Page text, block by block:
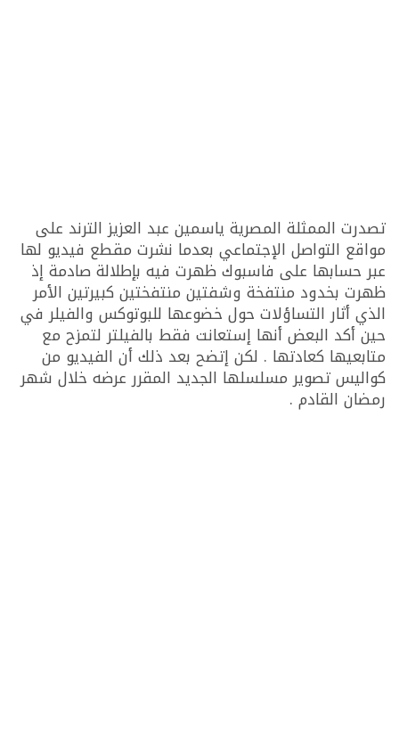
تصدرت الممثلة المصرية ياسمين عبد العزيز الترند على
مواقع التواصل الإجتماعي بعدما نشرت مقطع فيديو لها
عبر حسابها على فاسبوك ظهرت فيه بإطلالة صادمة إذ
ظهرت بخدود منتفخة وشفتين منتفختين كبيرتين الأمر
الذي أثار التساؤلات حول خضوعها للبوتوكس والفيلر في
حين أكد البعض أنها إستعانت فقط بالفيلتر لتمزح مع
متابعيها كعادتها . لكن إتضح بعد ذلك أن الفيديو من
كواليس تصوير مسلسلها الجديد المقرر عرضه خلال شهر
رمضان القادم .